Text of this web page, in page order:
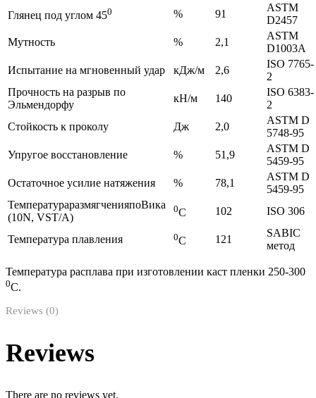
Глянец под углом 450 % 91
ASTM
D2457
Мутность
% 2,1
ASTM
D1003А
Испытание на мгновенный удар
кДж/м 2,6
ISO 7765-
2
Прочность на разрыв по
Эльмендорфу
кН/м 140
ISO 6383-
2
Стойкость к проколу
Дж 2,0
ASTM D
5748-95
Упругое восстановление
% 51,9
ASTM D
5459-95
Остаточное усилие натяжения
% 78,1
ASTM D
5459-95
ТемператураразмягченияпоВика
(10N, VST/А)
0С 102 ISO 306
Температура плавления 0С 121
SABIC
метод
Температура расплава при изготовлении каст пленки 250-300
0С.
Reviews (0)
Reviews
There are no reviews yet.